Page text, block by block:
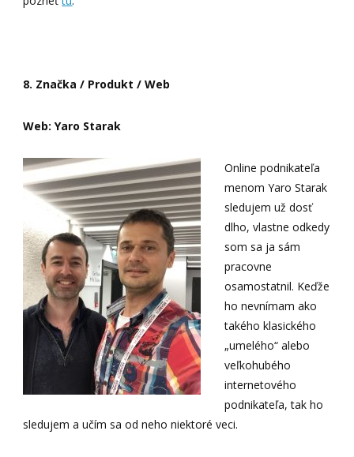
8. Značka / Produkt / Web
Web: Yaro Starak
Online podnikateľa
menom Yaro Starak
sledujem už dosť
dlho, vlastne odkedy
som sa ja sám
pracovne
osamostatnil. Keďže
ho nevnímam ako
takého klasického
„umelého“ alebo
veľkohubého
internetového
podnikateľa, tak ho
sledujem a učím sa od neho niektoré veci.